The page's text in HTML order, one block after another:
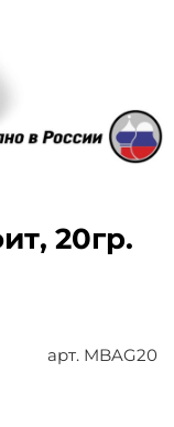
арт. MBAG20
20гр.